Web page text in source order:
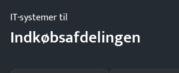
IT-systemer til
Indkøbsafdelingen